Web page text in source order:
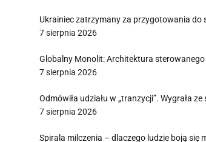
Ukrainiec zatrzymany za przygotowania do
7 sierpnia 2026
Globalny Monolit: Architektura
7 sierpnia 2026
Odmówiła udziału w „tranzycji”. Wygrała
7 sierpnia 2026
Spirala milczenia – dlaczego ludzie boją się